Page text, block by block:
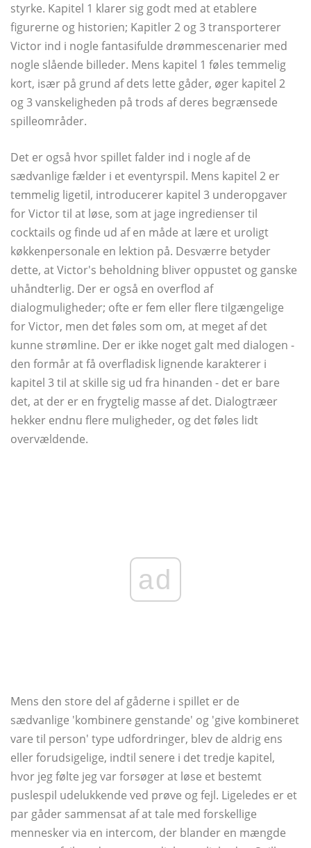
styrke. Kapitel 1 klarer sig godt med at etablere
figurerne og historien; Kapitler 2 og 3 transporterer
Victor ind i nogle fantasifulde drømmescenarier med
nogle slående billeder. Mens kapitel 1 føles temmelig
kort, især på grund af dets lette gåder, øger kapitel 2
og 3 vanskeligheden på trods af deres begrænsede
spilleområder.
Det er også hvor spillet falder ind i nogle af de
sædvanlige fælder i et eventyrspil. Mens kapitel 2 er
temmelig ligetil, introducerer kapitel 3 underopgaver
for Victor til at løse, som at jage ingredienser til
cocktails og finde ud af en måde at lære et uroligt
køkkenpersonale en lektion på. Desværre betyder
dette, at Victor's beholdning bliver oppustet og ganske
uhåndterlig. Der er også en overflod af
dialogmuligheder; ofte er fem eller flere tilgængelige
for Victor, men det føles som om, at meget af det
kunne strømline. Der er ikke noget galt med dialogen -
den formår at få overfladisk lignende karakterer i
kapitel 3 til at skille sig ud fra hinanden - det er bare
det, at der er en frygtelig masse af det. Dialogtræer
hekker endnu flere muligheder, og det føles lidt
overvældende.
ad
Mens den store del af gåderne i spillet er de
sædvanlige 'kombinere genstande' og 'give kombineret
vare til person' type udfordringer, blev de aldrig ens
eller forudsigelige, indtil senere i det tredje kapitel,
hvor jeg følte jeg var forsøger at løse et bestemt
puslespil udelukkende ved prøve og fejl. Ligeledes er et
par gåder sammensat af at tale med forskellige
mennesker via en intercom, der blander en mængde